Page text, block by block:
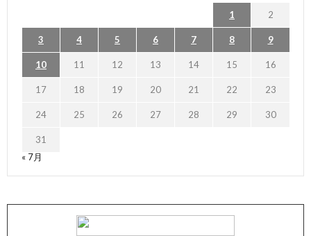
1 2
3 4 5 6 7 8 9
10 11 12 13 14 15 16
17 18 19 20 21 22 23
24 25 26 27 28 29 30
31
« 7月